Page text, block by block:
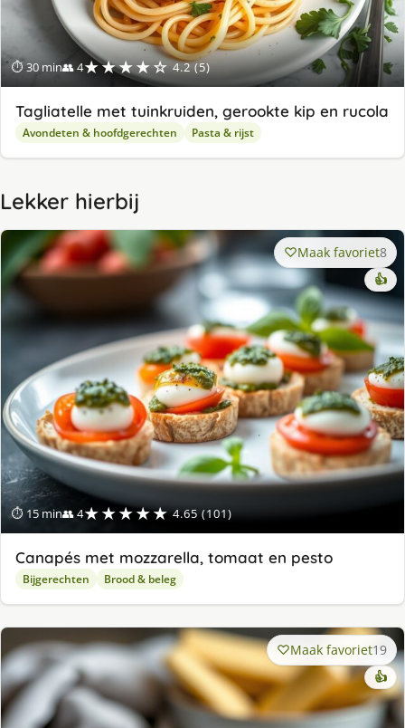
⏱ 30 min👥 4★★★★☆ 4.2 (5)
Tagliatelle met tuinkruiden, gerookte kip en rucola
Avondeten & hoofdgerechten Pasta & rijst
Lekker hierbij
⏱ 15 min👥 4★★★★★ 4.65 (101)
Maak favoriet8
👍
Canapés met mozzarella, tomaat en pesto
Bijgerechten Brood & beleg
Maak favoriet19
👍